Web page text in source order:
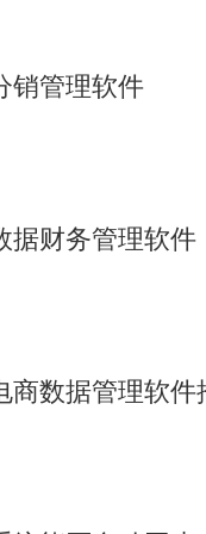
销管理软件
据财务管理软件
商数据管理软件